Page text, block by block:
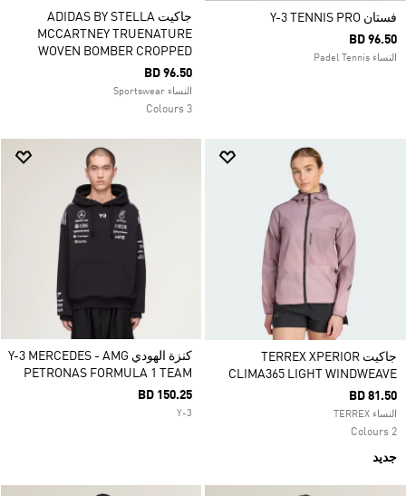
فستان Y-3 TENNIS PRO
BD 96.50
النساء Padel Tennis
جاكيت ADIDAS BY STELLA
MCCARTNEY TRUENATURE
WOVEN BOMBER CROPPED
BD 96.50
النساء Sportswear
3 Colours
جاكيت TERREX XPERIOR
CLIMA365 LIGHT WINDWEAVE
BD 81.50
النساء TERREX
2 Colours
جديد
كنزة الهودي Y-3 MERCEDES - AMG
PETRONAS FORMULA 1 TEAM
BD 150.25
Y-3